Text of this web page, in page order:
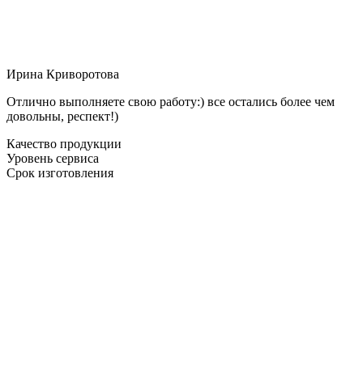
Ирина Криворотова
Отлично выполняете свою работу:) все остались более чем
довольны, респект!)
Качество продукции
Уровень сервиса
Срок изготовления